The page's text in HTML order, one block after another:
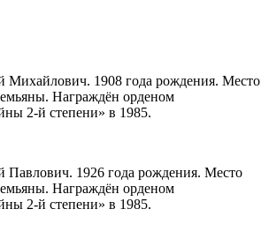
Михайлович. 1908 года рождения. Место
Награждён орденом
2-й степени» в 1985.
Павлович. 1926 года рождения. Место
Награждён орденом
2-й степени» в 1985.